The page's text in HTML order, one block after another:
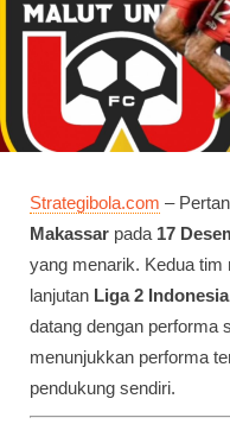
Strategibola.com –
Makassar pada 17
yang menarik. Kedua tim
lanjutan Liga 2 Indonesia
datang dengan performa
menunjukkan performa
pendukung sendiri.